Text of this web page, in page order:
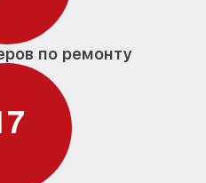
по ремонту
7